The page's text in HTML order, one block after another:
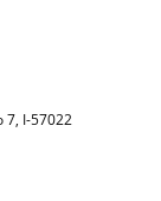
7, I-57022